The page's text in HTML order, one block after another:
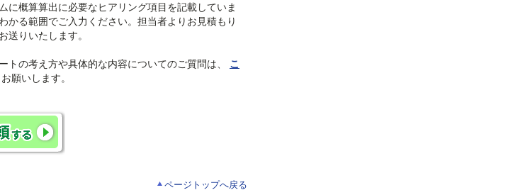
に概算算出に必要なヒアリング項目を記載していま
かる範囲でご入力ください。担当者よりお見積もり
送りいたします。
トの考え方や具体的な内容についてのご質問は、
こ
お願いします。
ページトップへ戻る